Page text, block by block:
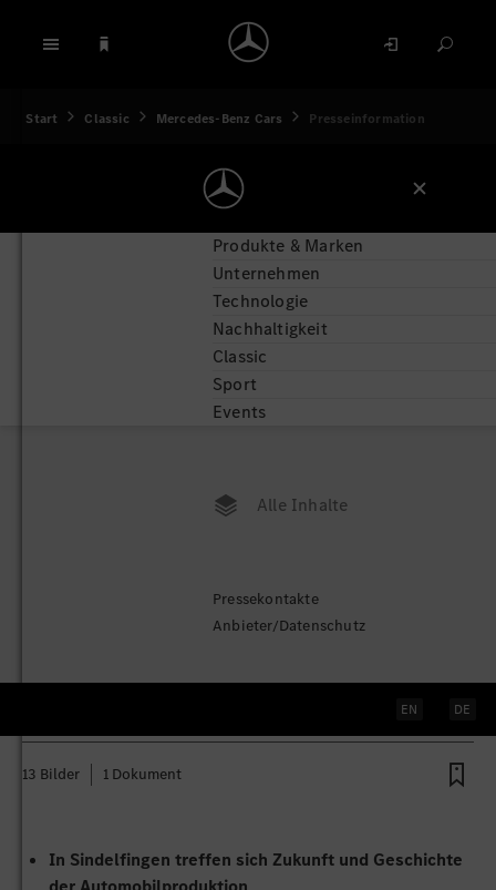
Start Classic Mercedes-Benz Cars Presseinformation
Produkte & Marken
Unternehmen
Technologie
Nachhaltigkeit
Classic
Sport
Events
Alle Inhalte
Pressekontakte
Anbieter/Datenschutz
EN DE
Erstes Serienautomobil vor 130
Jahren: Das Benz Motor-
Velociped fährt in die Zukunft
13 Bilder 1 Dokument
In Sindelfingen treffen sich Zukunft und Geschichte